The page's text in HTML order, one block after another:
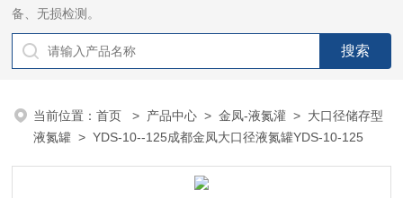
备、无损检测。
当前位置：首页 > 产品中心 >金凤-液氮灌 > 大口径储存型
液氮罐 > YDS-10--125成都金凤大口径液氮罐YDS-10-125